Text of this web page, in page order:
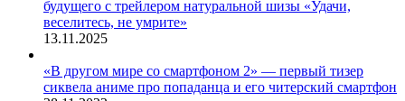
будущего с трейлером натуральной шизы «Удачи,
веселитесь, не умрите»
13.11.2025
«В другом мире со смартфоном 2» — первый тизер
сиквела аниме про попаданца и его читерский смартфон